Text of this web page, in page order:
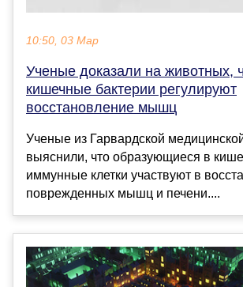
10:50, 03 Мар
Ученые доказали на животных,
кишечные бактерии регулируют
восстановление мышц
Ученые из Гарвардской
выяснили, что образующиеся в
иммунные клетки участвуют в
поврежденных мышц и печени....